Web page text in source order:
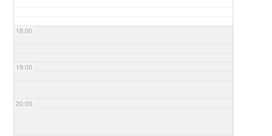
18:00
19:00
20:00